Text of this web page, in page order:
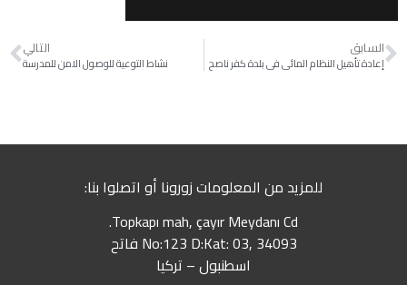
السابق
إعادة تأهيل النظام المائي في بلدة كفر ناصح
التالي
نشاط التوعية للوصول الامن للمدرسة
للمزيد من المعلومات زورونا أو اتصلوا بنا:
Topkapı mah, çayır Meydanı Cd.
No:123 D:Kat: 03, 34093 فاتح
اسطنبول – تركيا